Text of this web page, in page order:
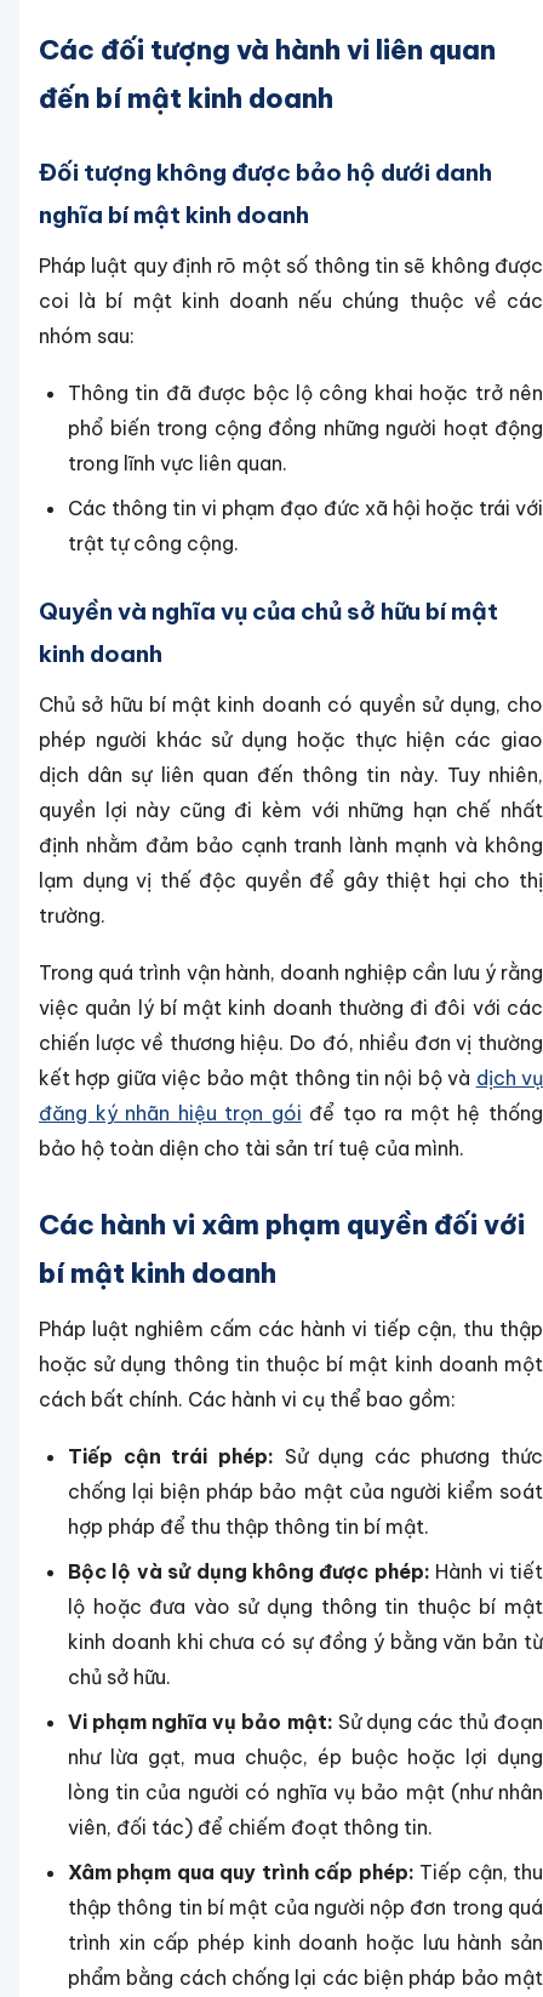
Các đối tượng và hành vi liên quan
đến bí mật kinh doanh
Đối tượng không được bảo hộ dưới danh
nghĩa bí mật kinh doanh
Pháp luật quy định rõ một số thông tin sẽ không được
coi là bí mật kinh doanh nếu chúng thuộc về các
nhóm sau:
Thông tin đã được bộc lộ công khai hoặc trở nên
phổ biến trong cộng đồng những người hoạt động
trong lĩnh vực liên quan.
Các thông tin vi phạm đạo đức xã hội hoặc trái với
trật tự công cộng.
Quyền và nghĩa vụ của chủ sở hữu bí mật
kinh doanh
Chủ sở hữu bí mật kinh doanh có quyền sử dụng, cho
phép người khác sử dụng hoặc thực hiện các giao
dịch dân sự liên quan đến thông tin này. Tuy nhiên,
quyền lợi này cũng đi kèm với những hạn chế nhất
định nhằm đảm bảo cạnh tranh lành mạnh và không
lạm dụng vị thế độc quyền để gây thiệt hại cho thị
trường.
Trong quá trình vận hành, doanh nghiệp cần lưu ý rằng
việc quản lý bí mật kinh doanh thường đi đôi với các
chiến lược về thương hiệu. Do đó, nhiều đơn vị thường
kết hợp giữa việc bảo mật thông tin nội bộ và dịch vụ
đăng ký nhãn hiệu trọn gói để tạo ra một hệ thống
bảo hộ toàn diện cho tài sản trí tuệ của mình.
Các hành vi xâm phạm quyền đối với
bí mật kinh doanh
Pháp luật nghiêm cấm các hành vi tiếp cận, thu thập
hoặc sử dụng thông tin thuộc bí mật kinh doanh một
cách bất chính. Các hành vi cụ thể bao gồm:
Tiếp cận trái phép: Sử dụng các phương thức
chống lại biện pháp bảo mật của người kiểm soát
hợp pháp để thu thập thông tin bí mật.
Bộc lộ và sử dụng không được phép: Hành vi tiết
lộ hoặc đưa vào sử dụng thông tin thuộc bí mật
kinh doanh khi chưa có sự đồng ý bằng văn bản từ
chủ sở hữu.
Vi phạm nghĩa vụ bảo mật: Sử dụng các thủ đoạn
như lừa gạt, mua chuộc, ép buộc hoặc lợi dụng
lòng tin của người có nghĩa vụ bảo mật (như nhân
viên, đối tác) để chiếm đoạt thông tin.
Xâm phạm qua quy trình cấp phép: Tiếp cận, thu
thập thông tin bí mật của người nộp đơn trong quá
trình xin cấp phép kinh doanh hoặc lưu hành sản
phẩm bằng cách chống lại các biện pháp bảo mật